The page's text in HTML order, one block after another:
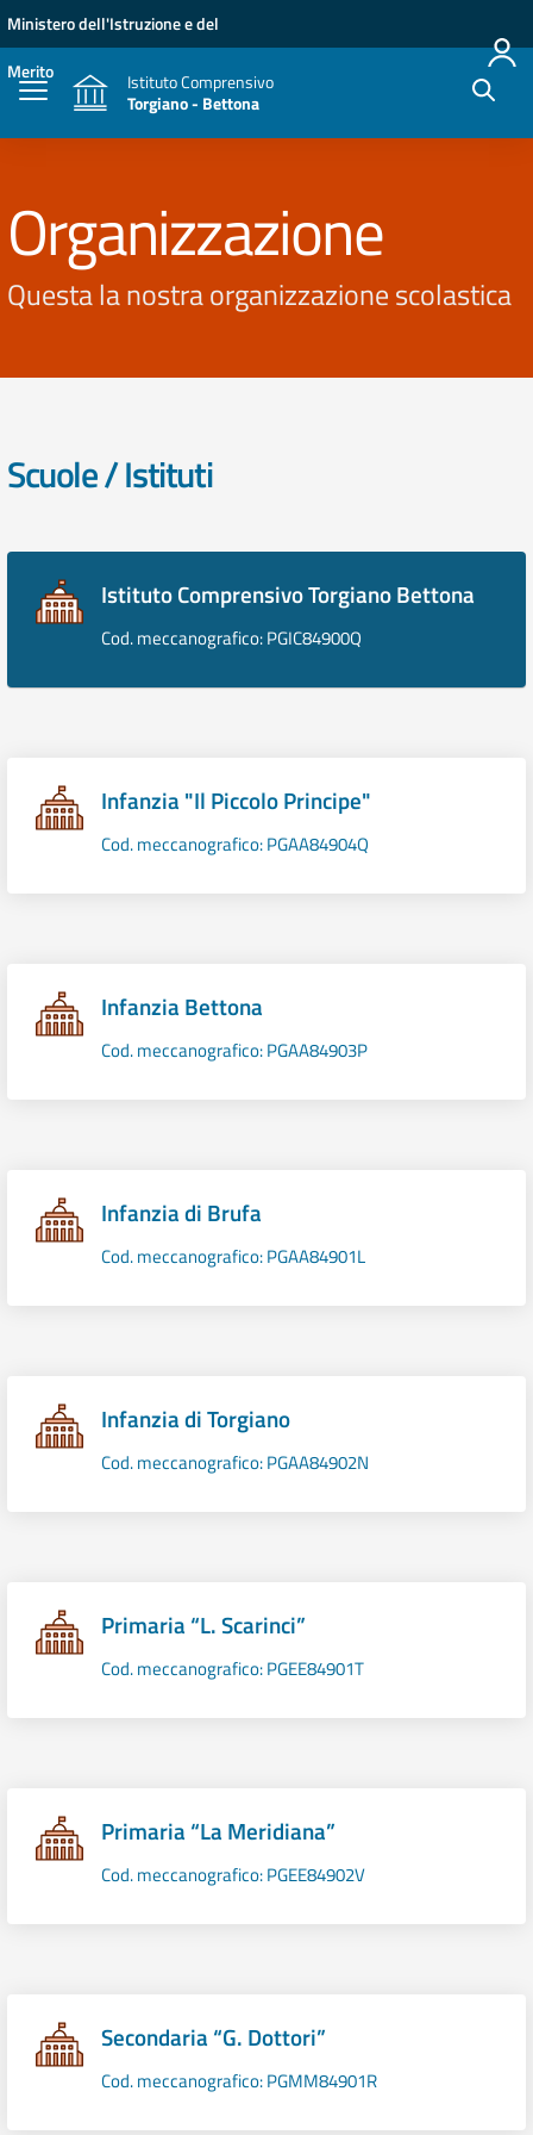
Vai ai contenuti
Vai al menu di navigazione
Vai al footer
Ministero dell'Istruzione e del
Merito
Istituto Comprensivo
Torgiano - Bettona
Organizzazione
Questa la nostra organizzazione scolastica
elenco degli organi
Scuole / Istituti
Istituto Comprensivo Torgiano Bettona
Cod. meccanografico: PGIC84900Q
Infanzia "Il Piccolo Principe"
Cod. meccanografico: PGAA84904Q
Infanzia Bettona
Cod. meccanografico: PGAA84903P
Infanzia di Brufa
Cod. meccanografico: PGAA84901L
Infanzia di Torgiano
Cod. meccanografico: PGAA84902N
Primaria “L. Scarinci”
Cod. meccanografico: PGEE84901T
Primaria “La Meridiana”
Cod. meccanografico: PGEE84902V
Secondaria “G. Dottori”
Cod. meccanografico: PGMM84901R